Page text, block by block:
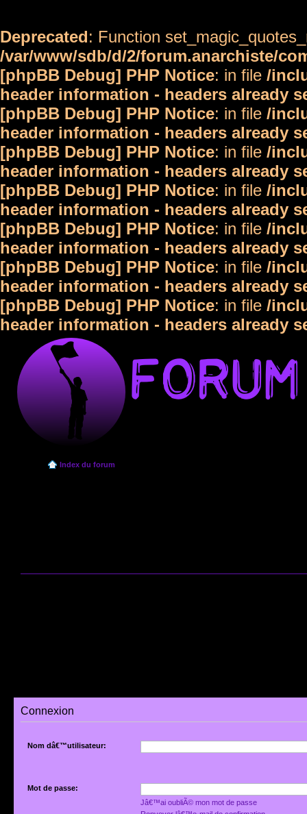
Deprecated: Function
/var/www/sdb/d/2/forum.anarchiste/
[phpBB Debug] PHP Notice: in file /
header information - headers already
[phpBB Debug] PHP Notice: in file /
header information - headers already
[phpBB Debug] PHP Notice: in file /
header information - headers already
[phpBB Debug] PHP Notice: in file /
header information - headers already
[phpBB Debug] PHP Notice: in file /
header information - headers already
[phpBB Debug] PHP Notice: in file /
header information - headers already
[phpBB Debug] PHP Notice: in file /
header information - headers already
Index du forum
Connexion
Nom dâ€™utilisateur:
Mot de passe:
Jâ€™ai oubliÃ© mon mot de passe